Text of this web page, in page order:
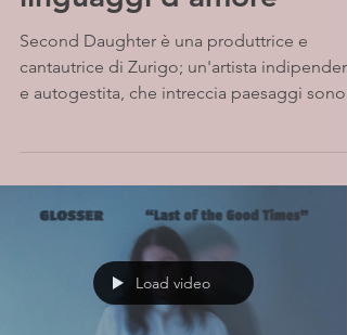
Second Daughter è una produttrice e
cantautrice di Zurigo; un'artista
e autogestita, che intreccia paesaggi sonori
Load video